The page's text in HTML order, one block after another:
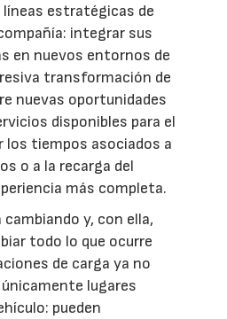
líneas estratégicas de
integrar sus
en nuevos entornos de
transformación de
nuevas oportunidades
disponibles para el
los tiempos asociados a
o a la recarga del
más completa.
y, con ella,
todo lo que ocurre
de carga ya no
lugares
pueden